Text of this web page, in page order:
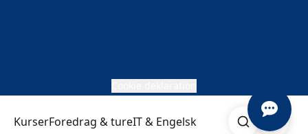
KurserForedrag & tureIT & Engelsk Søg Åben